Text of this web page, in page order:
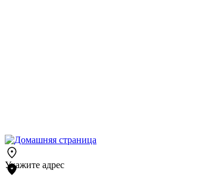
Укажите адрес